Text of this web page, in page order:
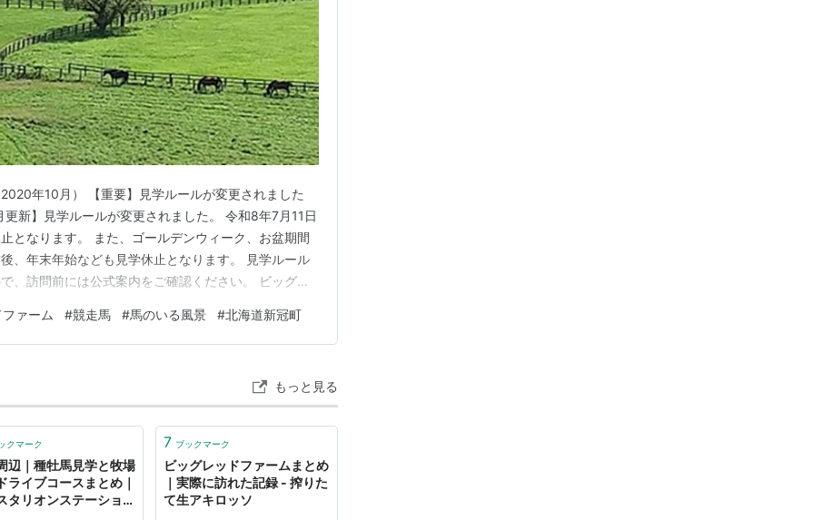
ルの規模で所在。ホッカイドウ競馬の外厩として
めコスモ冠の2,3歳馬が入厩している。トラック
している。厩舎は120頭を収容可能。
ールの規模で所在。600ｍの坂路コースの他90
つ。
ルの規模で所在。トラックコースの他に共同屋内
（2008年）
年10月） 【重要】見学ルールが変更されました
新】見学ルールが変更されました。 令和8年7月11日
となります。 また、ゴールデンウィーク、お盆期間
、年末年始なども見学休止となります。 見学ルール
、訪問前には公式案内をご確認ください。 ビッグレ
制限があり、外部に出る情報は多くありません。 こ
印象や公…
ァーム #競走馬 #馬のいる風景 #北海道新冠町
もっと見る
クマーク
辺｜種牡馬見学と牧場
ライブコースまとめ｜
タリオンステーショ
7 ブックマーク
ビッグレッドファームまとめ
｜実際に訪れた記録 - 搾りた
て生アキロッソ